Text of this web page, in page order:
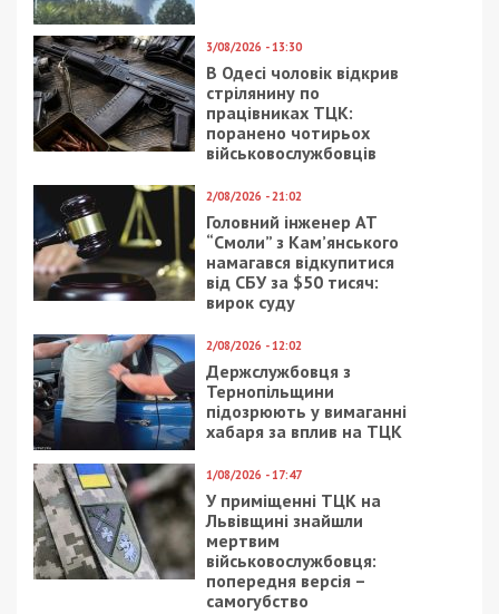
3/08/2026 - 13:30
В Одесі чоловік відкрив
стрілянину по
працівниках ТЦК:
поранено чотирьох
військовослужбовців
2/08/2026 - 21:02
Головний інженер АТ
“Смоли” з Кам’янського
намагався відкупитися
від СБУ за $50 тисяч:
вирок суду
2/08/2026 - 12:02
Держслужбовця з
Тернопільщини
підозрюють у вимаганні
хабаря за вплив на ТЦК
1/08/2026 - 17:47
У приміщенні ТЦК на
Львівщині знайшли
мертвим
військовослужбовця:
попередня версія –
самогубство